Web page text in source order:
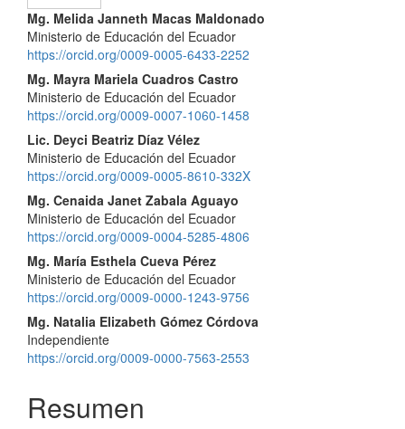
Contenido
principal
del
artículo
Mg. Melida Janneth Macas Maldonado
Ministerio de Educación del Ecuador
https://orcid.org/0009-0005-6433-2252
Mg. Mayra Mariela Cuadros Castro
Ministerio de Educación del Ecuador
https://orcid.org/0009-0007-1060-1458
Lic. Deyci Beatriz Díaz Vélez
Ministerio de Educación del Ecuador
https://orcid.org/0009-0005-8610-332X
Mg. Cenaida Janet Zabala Aguayo
Ministerio de Educación del Ecuador
https://orcid.org/0009-0004-5285-4806
Mg. María Esthela Cueva Pérez
Ministerio de Educación del Ecuador
https://orcid.org/0009-0000-1243-9756
Mg. Natalia Elizabeth Gómez Córdova
Independiente
https://orcid.org/0009-0000-7563-2553
Resumen